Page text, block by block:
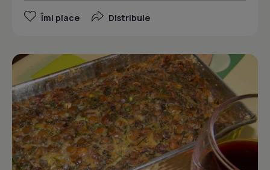
Îmi place Distribuie